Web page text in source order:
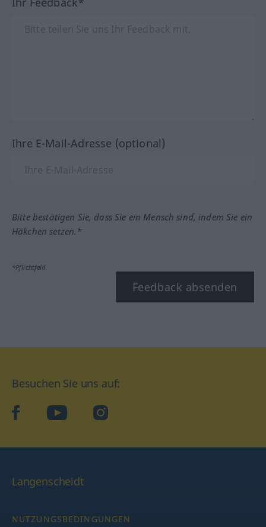
Ihre E-Mail-Adresse (optional)
Bitte bestätigen Sie, dass Sie ein Mensch sind, indem Sie ein
Häkchen setzen.*
*Pflichtfeld
Feedback absenden
Besuchen Sie uns auf:
facebook YouTube Instagram
Langenscheidt
NUTZUNGSBEDINGUNGEN